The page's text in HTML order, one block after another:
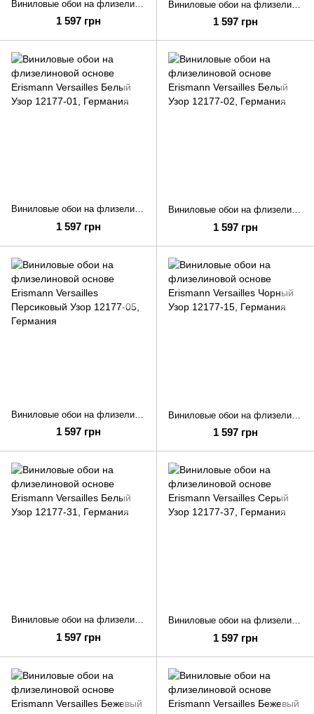
1 597 грн 1 597 грн
Виниловые обои на флизелиновой основе Erismann Versailles Белый Узор 12177-01
1 597 грн
Виниловые обои на флизелиновой основе Erismann Versailles Белый Узор 12177-02
1 597 грн
1 597 грн 1 597 грн
Виниловые обои на флизелиновой основе Erismann Versailles Белый Узор 12177-31
1 597 грн
Виниловые обои на флизелиновой основе Erismann Versailles Серый Узор 12177-37
1 597 грн